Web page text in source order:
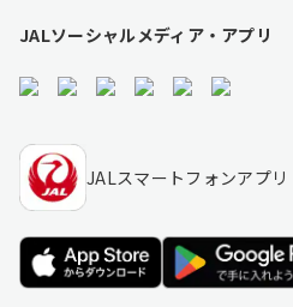
JALソーシャルメディア・アプリ
JALスマートフォンアプリ